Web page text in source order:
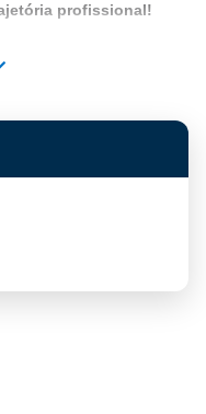
profissional!